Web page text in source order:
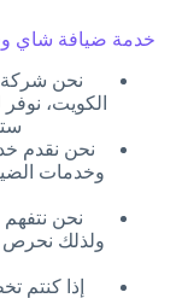
خدمة ضيافة شاي
نحن شركة
الكويت،
نحن نقدم
وخدمات
نحن
ولذلك نحرص
إذا كنتم